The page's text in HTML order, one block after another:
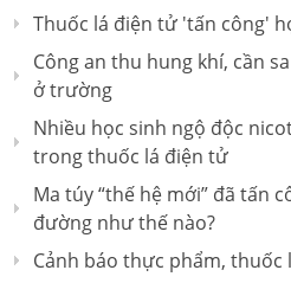
Thuốc lá điện tử 'tấn công'
Công an thu hung khí, cần
ở trường
Nhiều học sinh ngộ độc
trong thuốc lá điện tử
Ma túy “thế hệ mới” đã tấn
đường như thế nào?
Cảnh báo thực phẩm,